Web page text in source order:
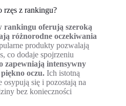
rzęs z rankingu?
rankingu oferują szeroką
różnorodne oczekiwania
produkty pozwalają
co dodaje spojrzeniu
zapewniają intensywny
oczu. Ich istotną
osypują się i pozostają na
bez konieczności